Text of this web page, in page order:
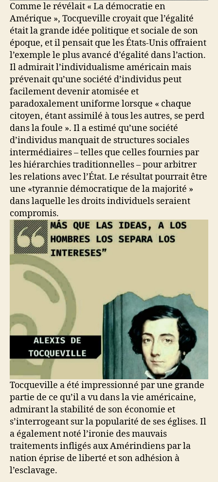
Comme le révélait « La démocratie en
Amérique », Tocqueville croyait que l’égalité
était la grande idée politique et sociale de son
époque, et il pensait que les États-Unis offraient
l’exemple le plus avancé d’égalité dans l’action.
Il admirait l’individualisme américain mais
prévenait qu’une société d’individus peut
facilement devenir atomisée et
paradoxalement uniforme lorsque « chaque
citoyen, étant assimilé à tous les autres, se perd
dans la foule ». Il a estimé qu’une société
d’individus manquait de structures sociales
intermédiaires – telles que celles fournies par
les hiérarchies traditionnelles – pour arbitrer
les relations avec l’État. Le résultat pourrait être
une «tyrannie démocratique de la majorité »
dans laquelle les droits individuels seraient
compromis.
Tocqueville a été impressionné par une grande
partie de ce qu’il a vu dans la vie américaine,
admirant la stabilité de son économie et
s’interrogeant sur la popularité de ses églises. Il
a également noté l’ironie des mauvais
traitements infligés aux Amérindiens par la
nation éprise de liberté et son adhésion à
l’esclavage.